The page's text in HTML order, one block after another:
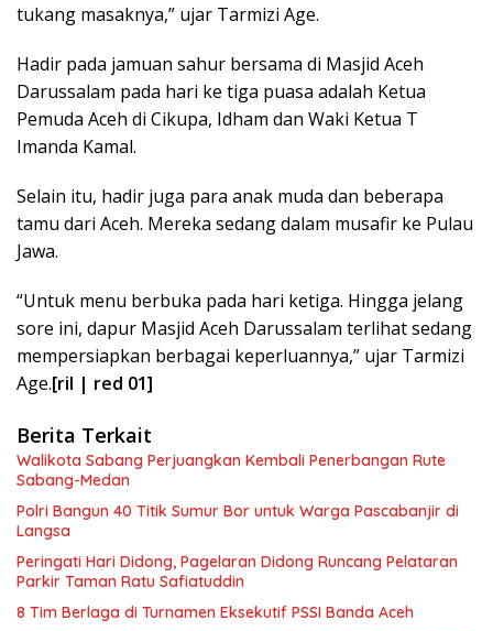
tukang masaknya,” ujar Tarmizi Age.
Hadir pada jamuan sahur bersama di Masjid Aceh
Darussalam pada hari ke tiga puasa adalah Ketua
Pemuda Aceh di Cikupa, Idham dan Waki Ketua T
Imanda Kamal.
Selain itu, hadir juga para anak muda dan beberapa
tamu dari Aceh. Mereka sedang dalam musafir ke Pulau
Jawa.
“Untuk menu berbuka pada hari ketiga. Hingga jelang
sore ini, dapur Masjid Aceh Darussalam terlihat sedang
mempersiapkan berbagai keperluannya,” ujar Tarmizi
Age.[ril | red 01]
Berita Terkait
Walikota Sabang Perjuangkan Kembali Penerbangan Rute
Sabang-Medan
Polri Bangun 40 Titik Sumur Bor untuk Warga Pascabanjir di
Langsa
Peringati Hari Didong, Pagelaran Didong Runcang Pelataran
Parkir Taman Ratu Safiatuddin
8 Tim Berlaga di Turnamen Eksekutif PSSI Banda Aceh